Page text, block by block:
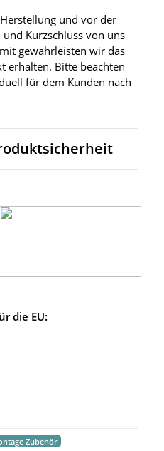
und vor der
Kurzschluss von uns
gewährleisten wir das
erhalten. Bitte beachten
für dem Kunden nach
die EU:
Zubehör